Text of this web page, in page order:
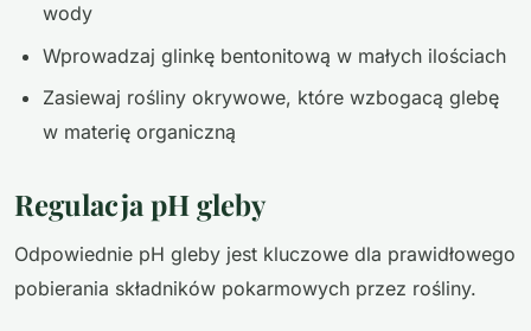
wody
Wprowadzaj glinkę bentonitową w małych ilościach
Zasiewaj rośliny okrywowe, które wzbogacą glebę
w materię organiczną
Regulacja pH gleby
Odpowiednie pH gleby jest kluczowe dla prawidłowego
pobierania składników pokarmowych przez rośliny.